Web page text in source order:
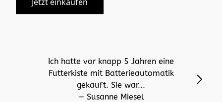
Ich hatte vor knapp 5 Jahren eine
Futterkiste mit Batterieautomatik
gekauft. Sie war...
— Susanne Miesel